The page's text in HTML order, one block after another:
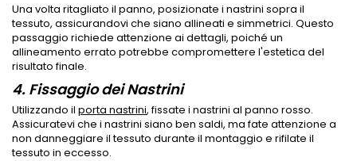
Una volta ritagliato il panno, posizionate i nastrini sopra il
tessuto, assicurandovi che siano allineati e simmetrici. Questo
passaggio richiede attenzione ai dettagli, poiché un
allineamento errato potrebbe compromettere l'estetica del
risultato finale.
4. Fissaggio dei Nastrini
Utilizzando il porta nastrini, fissate i nastrini al panno rosso.
Assicuratevi che i nastrini siano ben saldi, ma fate attenzione a
non danneggiare il tessuto durante il montaggio e rifilate il
tessuto in eccesso.